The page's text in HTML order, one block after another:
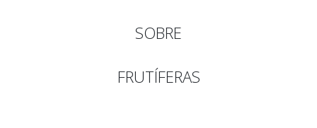
SOBRE
FRUTÍFERAS